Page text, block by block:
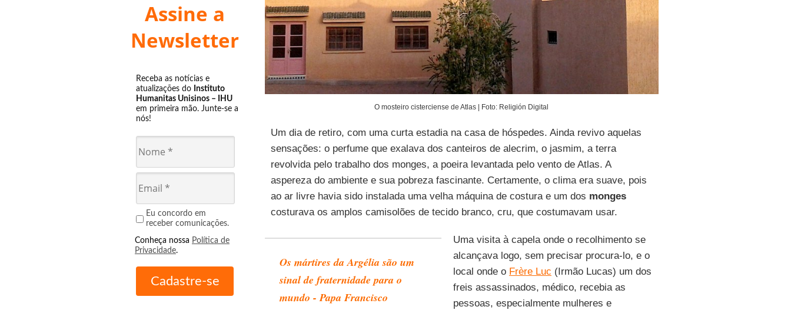
Assine a
Newsletter
Receba as notícias e
atualizações do Instituto
Humanitas Unisinos – IHU
em primeira mão. Junte-se a
nós!
Eu concordo em
receber comunicações.
Conheça nossa Política de
Privacidade.
O mosteiro cisterciense de Atlas | Foto: Religión Digital
Um dia de retiro, com uma curta estadia na casa de hóspedes. Ainda revivo aquelas
sensações: o perfume que exalava dos canteiros de alecrim, o jasmim, a terra
revolvida pelo trabalho dos monges, a poeira levantada pelo vento de Atlas. A
aspereza do ambiente e sua pobreza fascinante. Certamente, o clima era suave, pois
ao ar livre havia sido instalada uma velha máquina de costura e um dos monges
costurava os amplos camisolões de tecido branco, cru, que costumavam usar.
Os mártires da Argélia são um
sinal de fraternidade para o
mundo - Papa Francisco
Uma visita à capela onde o recolhimento se
alcançava logo, sem precisar procura-lo, e o
local onde o Frère Luc (Irmão Lucas) um dos
freis assassinados, médico, recebia as
pessoas, especialmente mulheres e